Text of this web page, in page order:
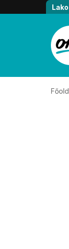
Átugrás, tovább